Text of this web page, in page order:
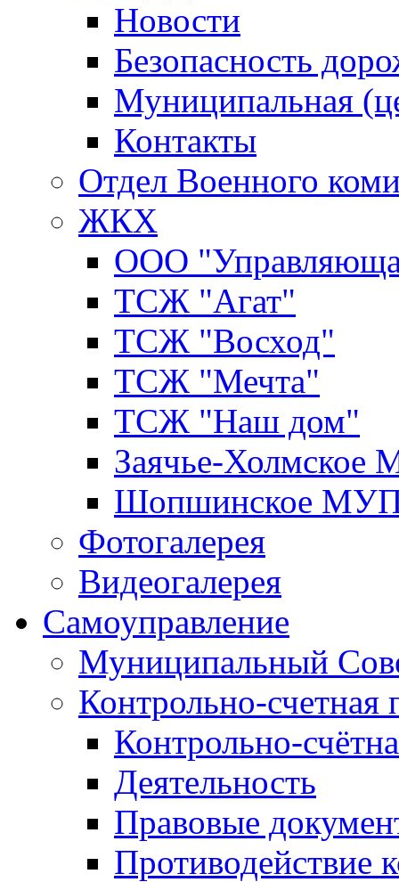
Новости
Безопасность
Муниципальная
Контакты
Отдел Военного
ЖКХ
ООО
ТСЖ "Агат"
ТСЖ "Восход"
ТСЖ "Мечта"
ТСЖ "Наш дом"
Заячье-
Шопшинское
Фотогалерея
Видеогалерея
Самоуправление
Муниципальный
Контрольно-счетная
Контрольно-
Деятельность
Правовые
Противодействие